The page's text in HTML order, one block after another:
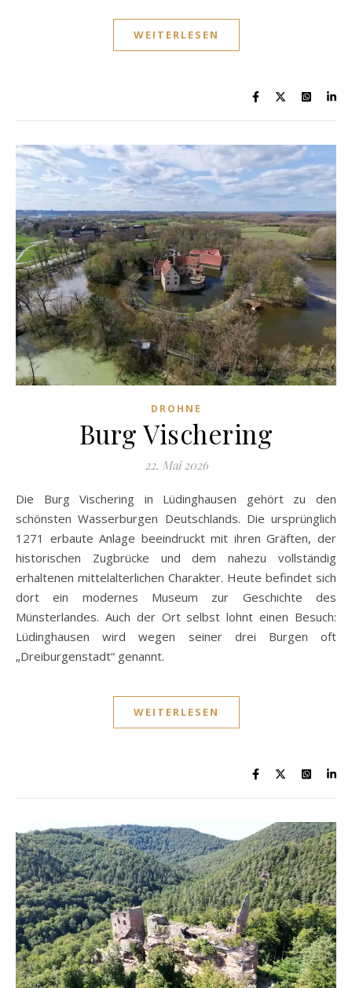
WEITERLESEN
DROHNE
Burg Vischering
22. Mai 2026
Die Burg Vischering in Lüdinghausen gehört zu den
schönsten Wasserburgen Deutschlands. Die ursprünglich
1271 erbaute Anlage beeindruckt mit ihren Gräften, der
historischen Zugbrücke und dem nahezu vollständig
erhaltenen mittelalterlichen Charakter. Heute befindet sich
dort ein modernes Museum zur Geschichte des
Münsterlandes. Auch der Ort selbst lohnt einen Besuch:
Lüdinghausen wird wegen seiner drei Burgen oft
„Dreiburgenstadt“ genannt.
WEITERLESEN